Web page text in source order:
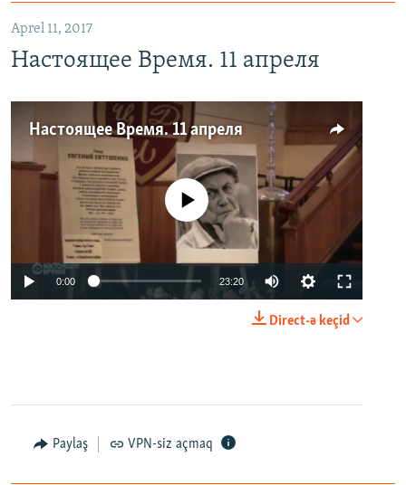
Aprel 11, 2017
Настоящее Время. 11 апреля
Настоящее Время. 11 апреля
No media source currently available
0:00 23:20
Direct-ə keçid
Paylaş VPN-siz açmaq